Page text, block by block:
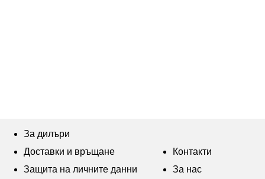
За дилъри
Доставки и връщане
Защита на личните данни
Контакти
За нас